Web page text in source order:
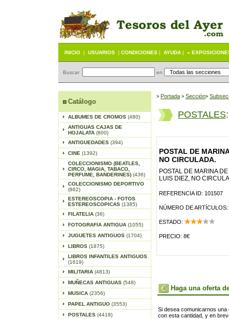
INICIO | USUARIOS | CONDICIONES | AYUDA | «
Buscar en
Catálogo
ALBUMES DE CROMOS (480)
ANTIGUAS CAJAS DE
HOJALATA (800)
ANTIGUEDADES (394)
CINE (1392)
COLECCIONISMO (BEATLES,
CIRCO, MAGIA, TABACO,
PERFUME, BANDERINES) (436)
COLECCIONISMO DEPORTIVO
(862)
ESTEREOSCOPIA - FOTOS
ESTEREOSCOPICAS (1385)
FILATELIA (36)
FOTOGRAFIA ANTIGUA (1055)
JUGUETES ANTIGUOS (1704)
LIBROS (1875)
LIBROS INFANTILES ANTIGUOS
(1619)
MILITARIA (4813)
MUÑECAS ANTIGUAS (548)
MUSICA (2356)
PAPEL ANTIGUO (3553)
POSTALES (4418)
> Portada > Sección>
POSTALES
POSTAL DE
NO CIRCULADA.
POSTAL DE MARINA
LUIS DIEZ, NO
REFERENCIA ID: 101507
NÚMERO DE ARTÍCULOS:
ESTADO:
PRECIO: 8€
Haga una oferta
Si desea comunicarnos
con esta cantidad, y en